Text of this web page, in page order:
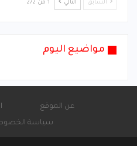
السابق التالي 1 من 272
مواضيع اليوم
عن الموقع
سياسة